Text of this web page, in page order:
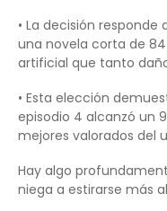
• La decisión
una novela corta de
artificial que tanto
• Esta elección
episodio 4 alcanzó un
mejores valorados del
Hay algo
niega a estirarse más